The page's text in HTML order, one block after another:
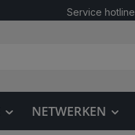
Service hotline
NETWERKEN